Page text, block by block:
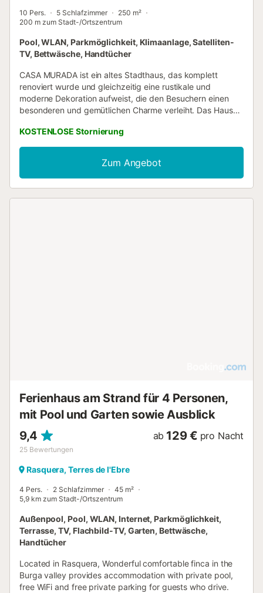
10 Pers. 5 Schlafzimmer
250 m²
200 m zum Stadt-/Ortszentrum
Pool, WLAN, Parkmöglichkeit, Klimaanlage, Satelliten-
TV, Bettwäsche, Handtücher
CASA MURADA ist ein altes Stadthaus, das komplett
renoviert wurde und gleichzeitig eine rustikale und
moderne Dekoration aufweist, die den Besuchern einen
besonderen und gemütlichen Charme verleiht. Das Haus
Klimaanlage / Heizung, voll ausgestatteter Wohnküche,
Minibar-Service und Aufenthaltsraum mit Kamin, TV,
Brettspielen usw. CASA MURADA bietet seinen Gästen
verschiedene Referenzaktivitäten in der Umgebung. Auch
in den Sommermonaten bietet Ihnen das Casa Murada
KOSTENLOSE Stornierung
Zum Angebot
Ferienhaus am Strand für 4 Personen,
mit Pool und Garten sowie Ausblick
9,4
25 Bewertungen
ab 129 € pro Nacht
Rasquera, Terres de l'Ebre
4 Pers. 2 Schlafzimmer
45 m²
5,9 km zum Stadt-/Ortszentrum
Außenpool, Pool, WLAN, Internet, Parkmöglichkeit,
Terrasse, TV, Flachbild-TV, Garten, Bettwäsche,
Handtücher
Located in Rasquera, Wonderful comfortable finca in the
Burga valley provides accommodation with private pool,
free WiFi and free private parking for guests who drive.